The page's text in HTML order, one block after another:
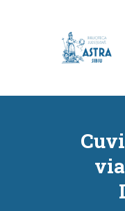
RESURSE
SERVICII